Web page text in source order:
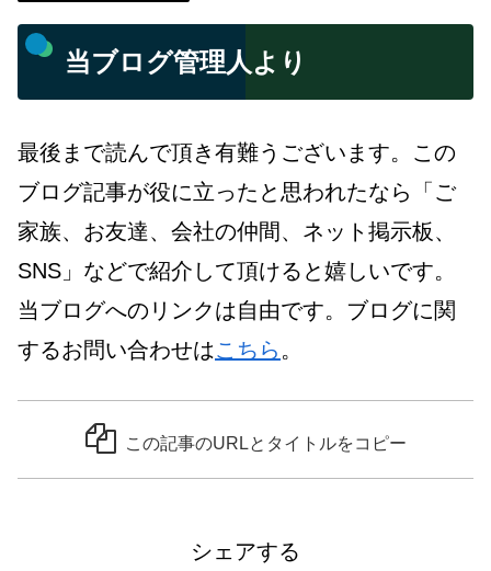
当ブログ管理人より
最後まで読んで頂き有難うございます。この
ブログ記事が役に立ったと思われたなら「ご
家族、お友達、会社の仲間、ネット掲示板、
SNS」などで紹介して頂けると嬉しいです。
当ブログへのリンクは自由です。ブログに関
するお問い合わせはこちら 。
この記事のURLとタイトルをコピー
シェアする